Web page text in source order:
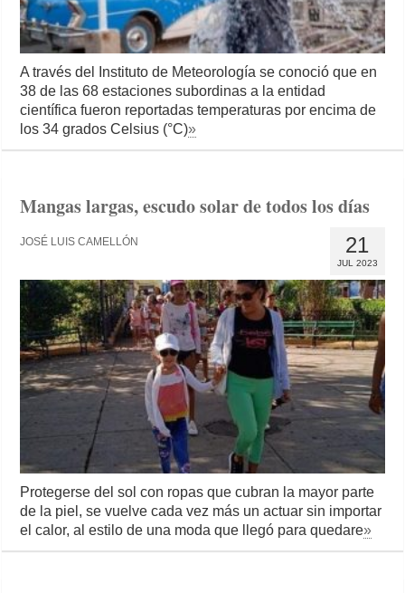
A través del Instituto de Meteorología se conoció que en
38 de las 68 estaciones subordinas a la entidad
científica fueron reportadas temperaturas por encima de
los 34 grados Celsius (°C)»
Mangas largas, escudo solar de todos los días
21
JUL 2023
JOSÉ LUIS CAMELLÓN
Protegerse del sol con ropas que cubran la mayor parte
de la piel, se vuelve cada vez más un actuar sin importar
el calor, al estilo de una moda que llegó para quedare»